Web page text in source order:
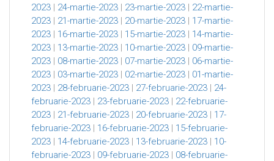
2023 | 24-martie-2023 | 23-martie-2023 | 22-martie-
2023 | 21-martie-2023 | 20-martie-2023 | 17-martie-
2023 | 16-martie-2023 | 15-martie-2023 | 14-martie-
2023 | 13-martie-2023 | 10-martie-2023 | 09-martie-
2023 | 08-martie-2023 | 07-martie-2023 | 06-martie-
2023 | 03-martie-2023 | 02-martie-2023 | 01-martie-
2023 | 28-februarie-2023 | 27-februarie-2023 | 24-
februarie-2023 | 23-februarie-2023 | 22-februarie-
2023 | 21-februarie-2023 | 20-februarie-2023 | 17-
februarie-2023 | 16-februarie-2023 | 15-februarie-
2023 | 14-februarie-2023 | 13-februarie-2023 | 10-
februarie-2023 | 09-februarie-2023 | 08-februarie-